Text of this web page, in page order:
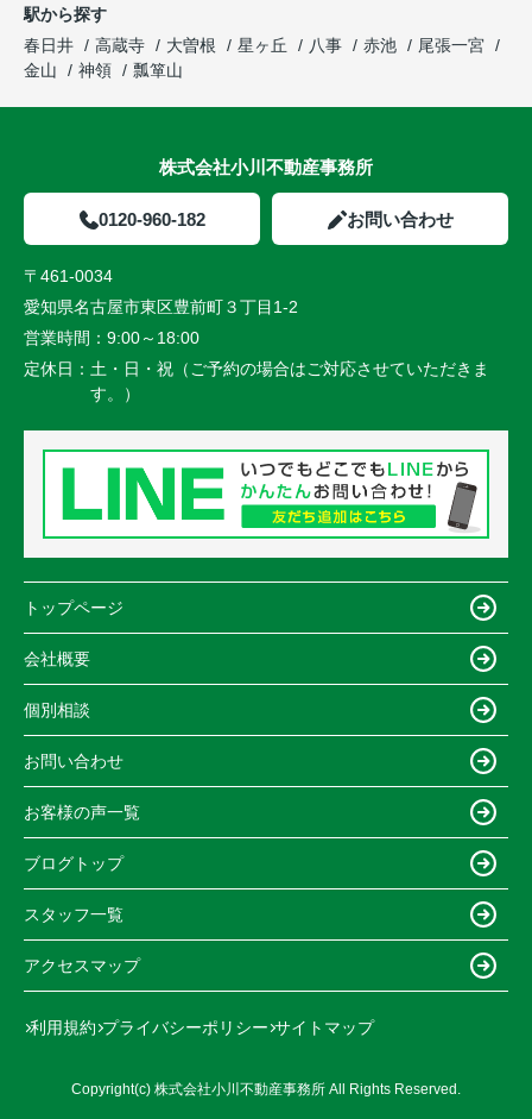
駅から探す
春日井
高蔵寺 大曽根 星ヶ丘 八事 赤池
尾張一宮
金山
神領 瓢箪山
株式会社小川不動産事務所
0120-960-182 お問い合わせ
〒461-0034
愛知県名古屋市東区豊前町３丁目1-2
営業時間： 9:00～18:00
定休日： 土・日・祝（ご予約の場合はご対応させていただきま
す。）
トップページ
会社概要
個別相談
お問い合わせ
お客様の声一覧
ブログトップ
スタッフ一覧
アクセスマップ
利用規約 プライバシーポリシー サイトマップ
Copyright(c) 株式会社小川不動産事務所 All Rights Reserved.